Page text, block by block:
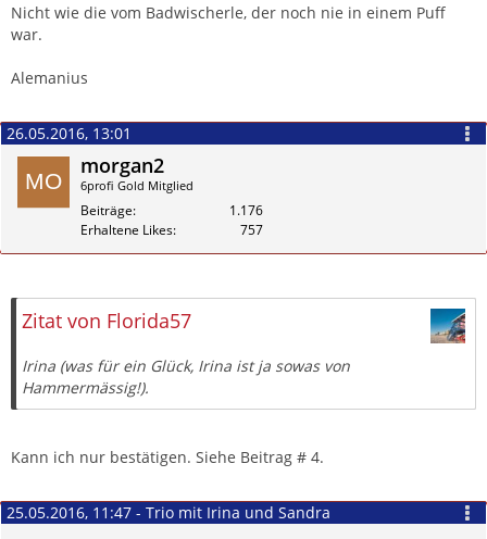
Nicht wie die vom Badwischerle, der noch nie in einem Puff
war.
Alemanius
26.05.2016, 13:01
morgan2
6profi Gold Mitglied
Beiträge
1.176
Erhaltene Likes
757
Zitat von Florida57
Irina (was für ein Glück, Irina ist ja sowas von
Hammermässig!).
Kann ich nur bestätigen. Siehe Beitrag # 4.
Zitieren
25.05.2016, 11:47 - Trio mit Irina und Sandra